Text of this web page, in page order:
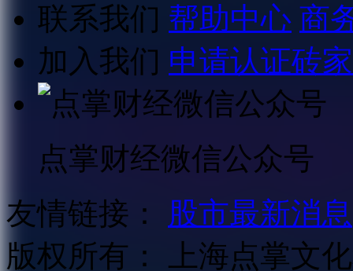
联系我们 帮助中心 商
加入我们 申请认证砖家
点掌财经微信公众号
友情链接：
股市最新消息
版权所有：
上海点掌文